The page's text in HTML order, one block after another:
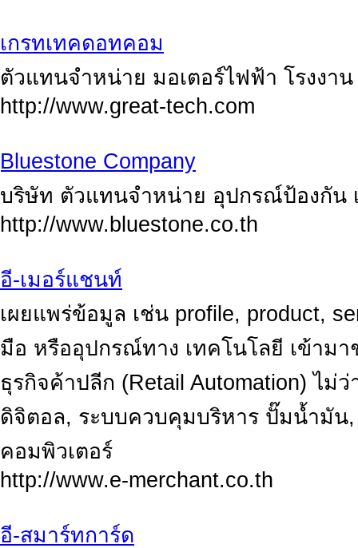
เกรทเทคดอทคอม
ตัวแทนจำหน่าย มอเตอร์ไฟฟ้า โรงงา
http://www.great-tech.com
ฺBluestone Company
บริษัท ตัวแทนจำหน่าย อุปกรณ์ป้องกัน
http://www.bluestone.co.th
อี-เมอร์แชนท์
เผยแพร่ข้อมูล เช่น profile, product,
มือ หรืออุปกรณ์ทาง เทคโนโลยี เข้าม
ธุรกิจค้าปลีก (Retail Automation) ไม่ว่
ดิจิตอล, ระบบควบคุมบริหาร ปั๊มน้ำมัน
คอมพิวเตอร์
http://www.e-merchant.co.th
อี-สมาร์ทการ์ด